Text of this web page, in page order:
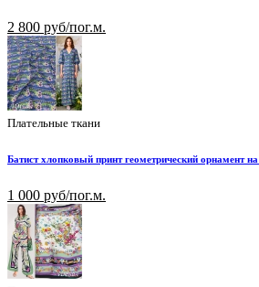
2 800 руб/пог.м.
Плательные ткани
Батист хлопковый принт геометрический орнамент
1 000 руб/пог.м.